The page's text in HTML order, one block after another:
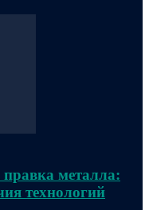
металла:
технологий